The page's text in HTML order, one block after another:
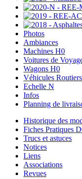
Photos
Ambiances
Machines H0
Voitures de
Wagons H0
Véhicules
Echelle N
Infos
Planning de
Historique des
Fiches Pratiques
Trucs et astuces
Notices
Liens
Associations
Revues